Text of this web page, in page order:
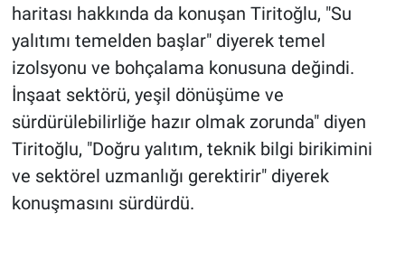
haritası hakkında da konuşan Tiritoğlu, "Su
yalıtımı temelden başlar" diyerek temel
izolsyonu ve bohçalama konusuna değindi.
İnşaat sektörü, yeşil dönüşüme ve
sürdürülebilirliğe hazır olmak zorunda" diyen
Tiritoğlu, "Doğru yalıtım, teknik bilgi birikimini
ve sektörel uzmanlığı gerektirir" diyerek
konuşmasını sürdürdü.